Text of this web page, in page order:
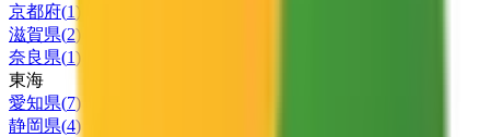
京都府(1)
滋賀県(2)
奈良県(1)
東海
愛知県(7)
静岡県(4)